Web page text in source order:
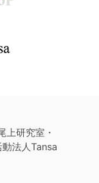
研究室・
法人Tansa